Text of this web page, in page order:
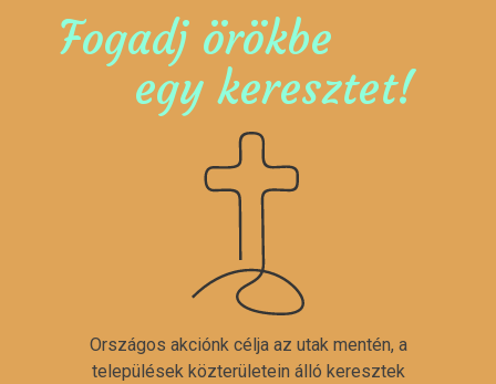
Fogadj örökbe
egy keresztet!
Országos akciónk célja az utak mentén, a
települések közterületein álló keresztek